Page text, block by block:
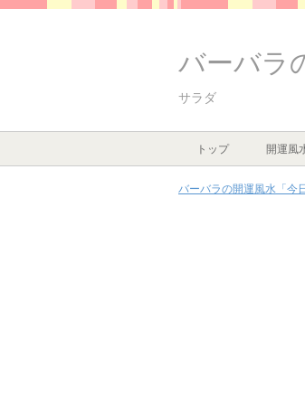
バーバラ
サラダ
トップ 開運風
バーバラの開運風水「今